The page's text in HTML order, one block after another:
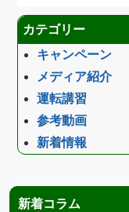
カテゴリー
キャンペーン
メディア紹介
運転講習
参考動画
新着情報
新着コラム